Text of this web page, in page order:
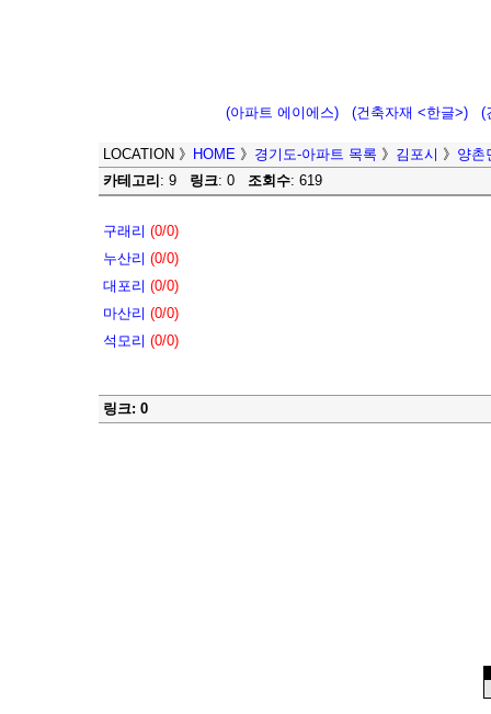
(아파트 에이에스) (건축자재 <한글>) (
LOCATION 》 HOME 》 경기도-아파트 목록 》 김포시 》 양촌
카테고리 : 9 링크: 0 조회수: 619
구래리 (0/0)
누산리 (0/0)
대포리 (0/0)
마산리 (0/0)
석모리 (0/0)
링크: 0